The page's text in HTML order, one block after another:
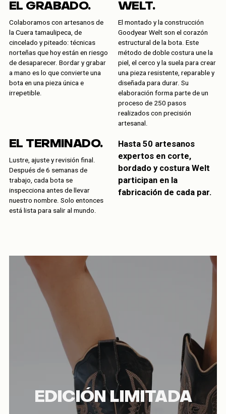
EL GRABADO.
Colaboramos con artesanos de
la Cuera tamaulipeca, de
cincelado y piteado: técnicas
norteñas que hoy están en riesgo
de desaparecer. Bordar y grabar
a mano es lo que convierte una
bota en una pieza única e
irrepetible.
WELT.
El montado y la construcción
Goodyear Welt son el corazón
estructural de la bota. Este
método de doble costura une la
piel, el cerco y la suela para crear
una pieza resistente, reparable y
diseñada para durar. Su
elaboración forma parte de un
proceso de 250 pasos
realizados con precisión
artesanal.
EL TERMINADO.
Lustre, ajuste y revisión final.
Después de 6 semanas de
trabajo, cada bota se
inspecciona antes de llevar
nuestro nombre. Solo entonces
está lista para salir al mundo.
Hasta 50 artesanos
expertos en corte,
bordado y costura Welt
participan en la
fabricación de cada par.
EDICIÓN LIMITADA